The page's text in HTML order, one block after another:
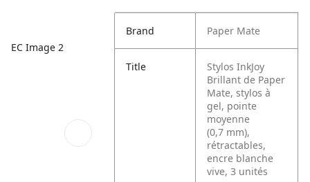
EC Image 2
Brand Paper Mate
Title
Stylos InkJoy
Brillant de Paper
Mate, stylos à
gel, pointe
moyenne
(0,7 mm),
rétractables,
encre blanche
vive, 3 unités